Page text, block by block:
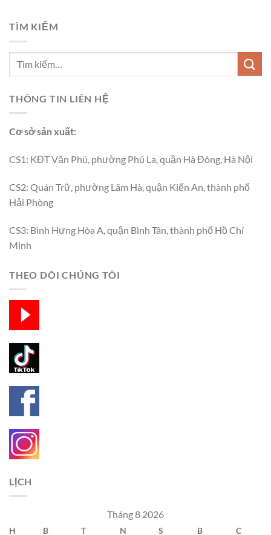
TÌM KIẾM
THÔNG TIN LIÊN HỆ
Cơ sở sản xuất:
CS1: KĐT Văn Phú, phường Phú La, quận Hà Đông, Hà Nội
CS2: Quán Trữ, phường Lãm Hà, quận Kiến An, thành phố
Hải Phòng
CS3: Bình Hưng Hòa A, quận Bình Tân, thành phố Hồ Chí
Minh
THEO DÕI CHÚNG TÔI
LỊCH
Tháng 8 2026
H B T N S B
C